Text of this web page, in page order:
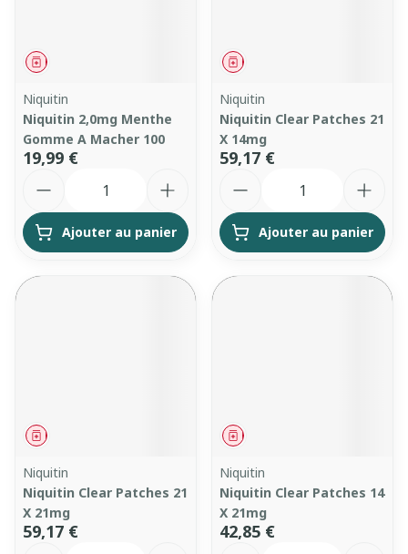
Médicament
Niquitin
Niquitin 2,0mg Menthe
Gomme A Macher 100
19,99 €
Ajouter au panier
Médicament
Niquitin
Niquitin Clear Patches 21
X 14mg
59,17 €
Ajouter au panier
Médicament
Niquitin
Niquitin Clear Patches 21
X 21mg
59,17 €
Médicament
Niquitin
Niquitin Clear Patches 14
X 21mg
42,85 €